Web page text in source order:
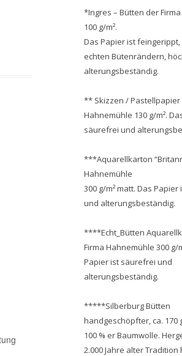
*Ingres – Bütten der
100 g/m².
Das Papier ist
echten Bütenrändern,
alterungsbeständig.
** Skizzen / Pastellpapier
Hahnemühle 130 g/m².
säurefrei und
***Aquarellkarton
Hahnemühle
300 g/m² matt. Das
und alterungsbeständig.
****Echt_Bütten
Firma Hahnemühle 300 g/
Papier ist säurefrei und
alterungsbeständig.
*****Silberburg Bütten
handgeschöpfter, ca. 170
100 % er Baumwolle.
2.000 Jahre alter Tradition